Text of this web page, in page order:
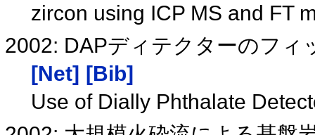
zircon using ICP MS and FT
2002: DAPディテクターのフィ
[Net] [Bib]
Use of Dially Phthalate